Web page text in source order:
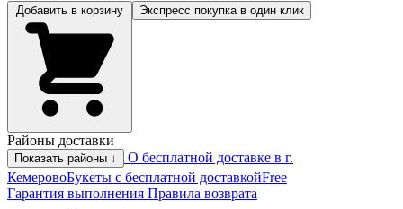
Экспресс покупка в один клик
Районы доставки
Показать районы ↓
О бесплатной доставке в г.
КемеровоБукеты с бесплатной доставкойFree
Гарантия выполнения Правила возврата